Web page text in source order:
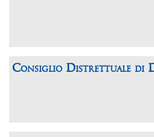
Consiglio Distrettuale di